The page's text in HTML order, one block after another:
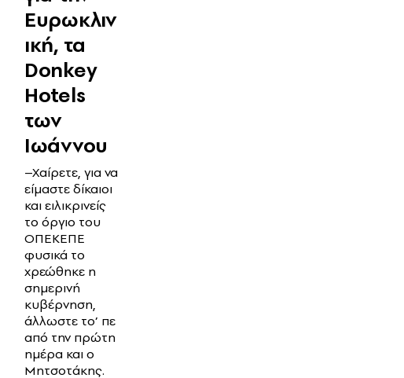
Ευρωκλιν
ική, τα
Donkey
Hotels
των
Ιωάννου
–Χαίρετε, για να
είμαστε δίκαιοι
και ειλικρινείς
το όργιο του
ΟΠΕΚΕΠΕ
φυσικά το
χρεώθηκε η
σημερινή
κυβέρνηση,
άλλωστε το’ πε
από την πρώτη
ημέρα και ο
Μητσοτάκης.